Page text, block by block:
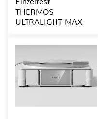
THERMOS
ULTRALIGHT MAX